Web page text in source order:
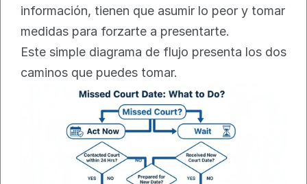
información, tienen que asumir lo peor y tomar
medidas para forzarte a presentarte.
Este simple diagrama de flujo presenta los dos
caminos que puedes tomar.